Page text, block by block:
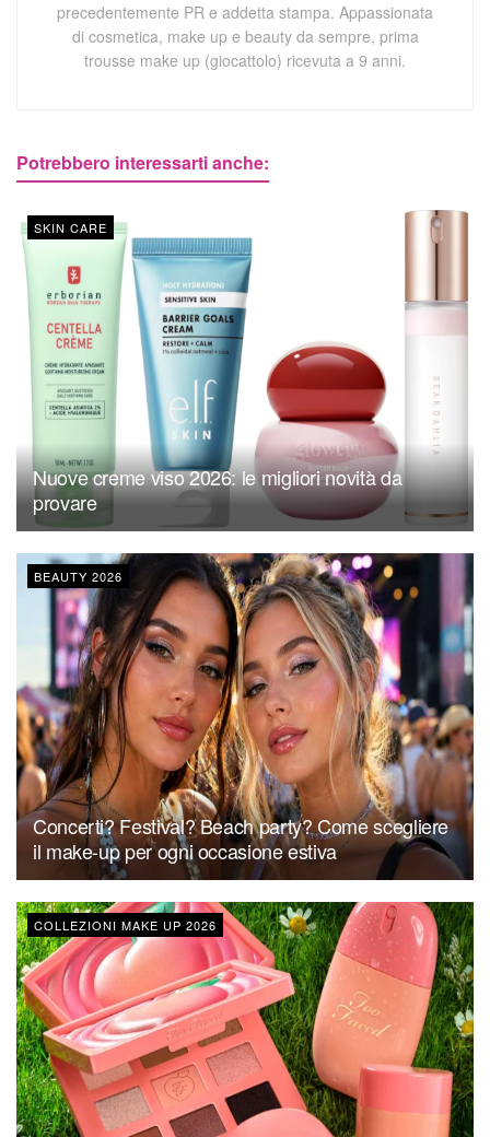
precedentemente PR e addetta stampa. Appassionata
di cosmetica, make up e beauty da sempre, prima
trousse make up (giocattolo) ricevuta a 9 anni.
Potrebbero interessarti anche:
SKIN CARE
Nuove creme viso 2026: le migliori novità da
provare
BEAUTY 2026
Concerti? Festival? Beach party? Come scegliere
il make-up per ogni occasione estiva
COLLEZIONI MAKE UP 2026